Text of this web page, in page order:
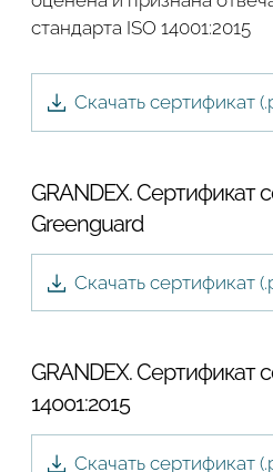
стандарта ISO 14001:2015
Скачать сертификат (.
GRANDEX. Сертификат
Greenguard
Скачать сертификат (.
GRANDEX. Сертификат
14001:2015
Скачать сертификат (.